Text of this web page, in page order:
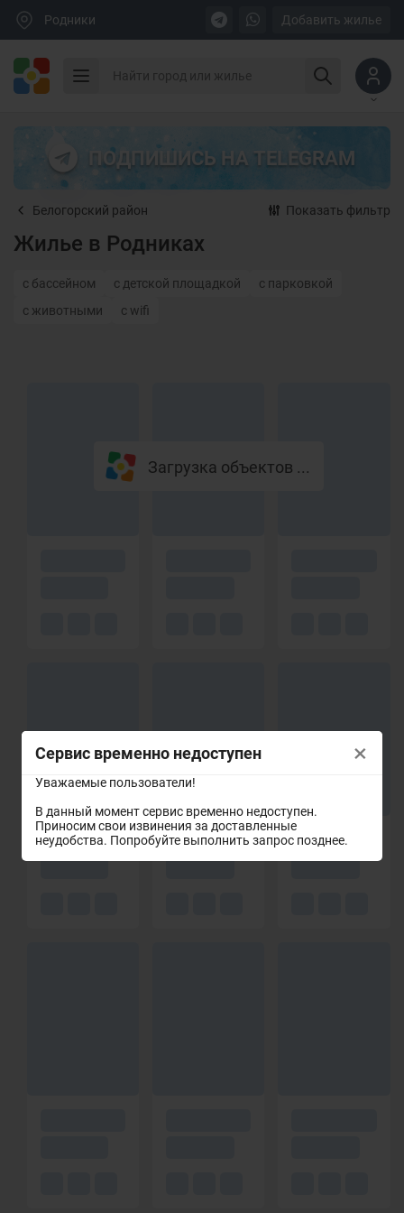
Сервис временно недоступен
Уважаемые пользователи!
В данный момент сервис временно недоступен.
Приносим свои извинения за доставленные
неудобства. Попробуйте выполнить запрос позднее.
×
Родники Добавить жилье
ПОДПИШИСЬ НА TELEGRAM
Белогорский район Показать фильтр
Жилье в Родниках
с бассейном с детской площадкой
с парковкой
с животными
с wifi
Загрузка объектов ...